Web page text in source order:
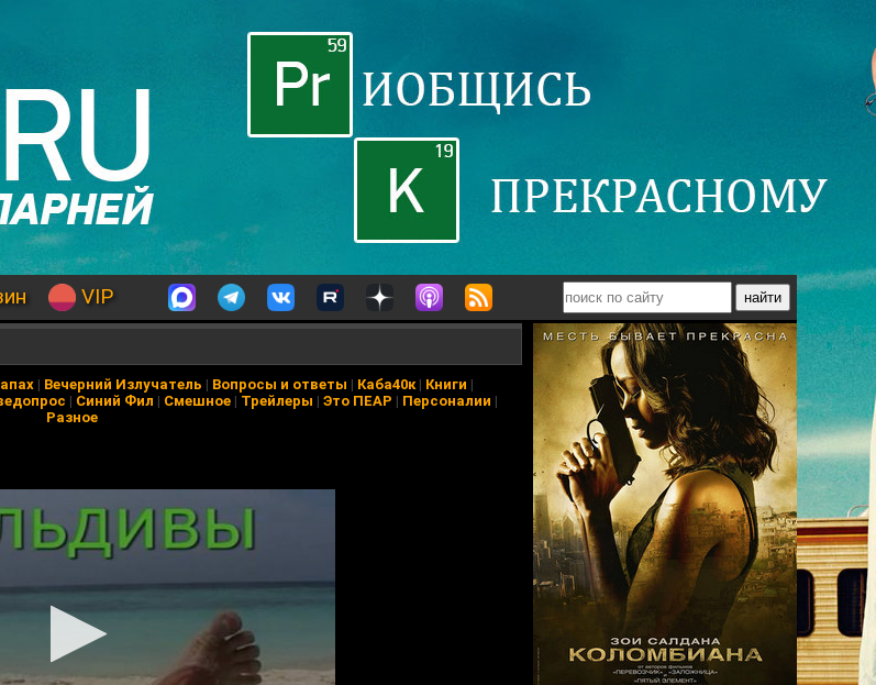
VIP
| Вечерний Излучатель | Вопросы и ответы | Каба40к| Книги |
| Синий Фил | Смешное | Трейлеры | Это ПЕАР | Персоналии |
Разное